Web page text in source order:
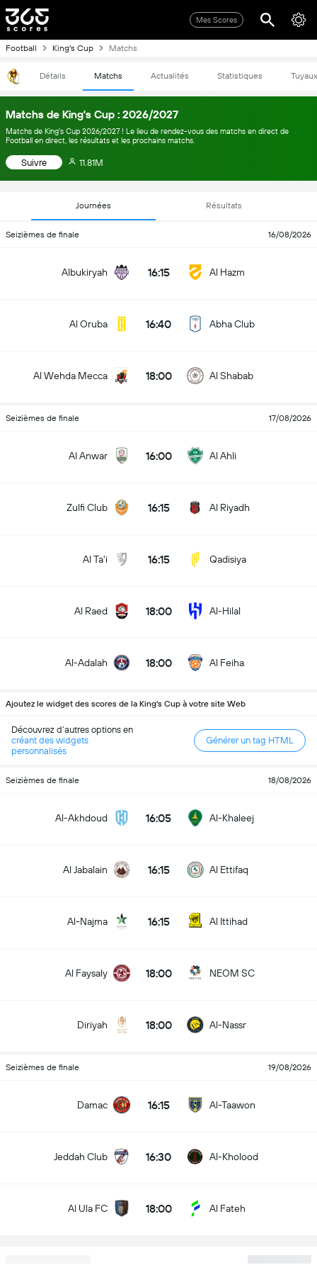
Mes Scores
Football King's Cup Matchs
Détails Matchs Actualités Statistiques Tuyaux
Matchs de King's Cup : 2026/2027
Matchs de King's Cup 2026/2027 ! Le lieu de rendez-vous des matchs en direct de
Football en direct, les résultats et les prochains matchs.
Suivre 11.81M
Journées Résultats
Seizièmes de finale 16/08/2026
Albukiryah 16:15 Al Hazm
Al Oruba 16:40 Abha Club
Al Wehda Mecca 18:00 Al Shabab
Seizièmes de finale 17/08/2026
Al Anwar 16:00 Al Ahli
Zulfi Club 16:15 Al Riyadh
Al Ta'i 16:15 Qadisiya
Al Raed 18:00 Al-Hilal
Al-Adalah 18:00 Al Feiha
Ajoutez le widget des scores de la King's Cup à votre site Web
Découvrez d’autres options en
créant des widgets
personnalisés
Générer un tag HTML
Seizièmes de finale 18/08/2026
Al-Akhdoud 16:05 Al-Khaleej
Al Jabalain 16:15 Al Ettifaq
Al-Najma 16:15 Al Ittihad
Al Faysaly 18:00 NEOM SC
Diriyah 18:00 Al-Nassr
Seizièmes de finale 19/08/2026
Damac 16:15 Al-Taawon
Jeddah Club 16:30 Al-Kholood
Al Ula FC 18:00 Al Fateh